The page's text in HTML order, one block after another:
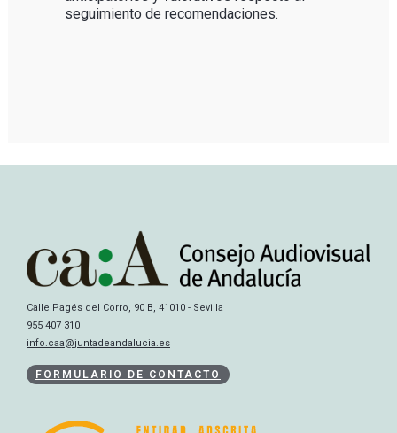
seguimiento de recomendaciones.
Calle Pagés del Corro, 90 B, 41010 - Sevilla
955 407 310
info.caa@juntadeandalucia.es
FORMULARIO DE CONTACTO